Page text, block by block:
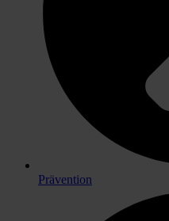
Prävention